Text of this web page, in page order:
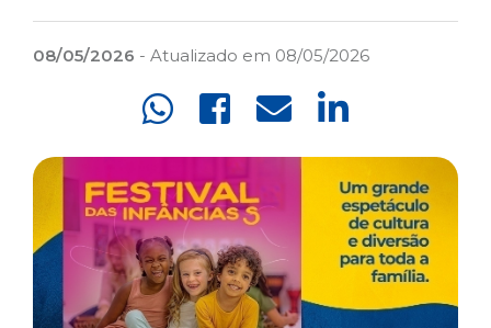
08/05/2026 - Atualizado em 08/05/2026